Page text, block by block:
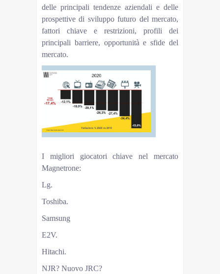
delle principali tendenze aziendali e delle
prospettive di sviluppo futuro del mercato,
fattori chiave e restrizioni, profili dei
principali barriere, opportunità e sfide del
mercato.
I migliori giocatori chiave nel mercato
Magnetrone:
Lg.
Toshiba.
Samsung
E2V.
Hitachi.
NJR? Nuovo JRC?